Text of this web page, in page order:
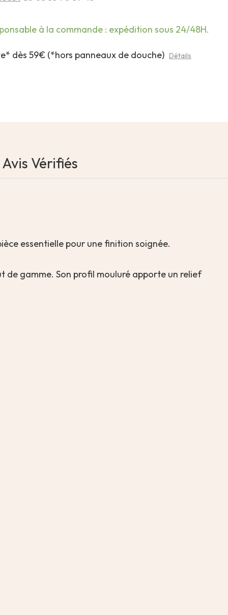
à la commande : expédition sous 24/48H.
dès 59€ (*hors panneaux de douche) Détails
Avis Vérifiés
essentielle pour une finition soignée.
de gamme. Son profil mouluré apporte un relief